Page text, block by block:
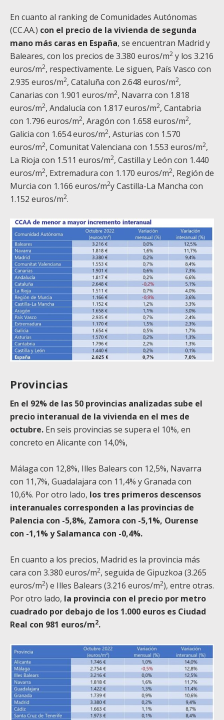
En cuanto al ranking de Comunidades Autónomas
(CC.AA.) con el precio de la vivienda de segunda
mano más caras en España, se encuentran Madrid y
Baleares, con los precios de 3.380 euros/m2 y los 3.216
euros/m2, respectivamente. Le siguen, País Vasco con
2.935 euros/m2, Cataluña con 2.648 euros/m2,
Canarias con 1.901 euros/m2, Navarra con 1.818
euros/m2, Andalucía con 1.817 euros/m2, Cantabria
con 1.796 euros/m2, Aragón con 1.658 euros/m2,
Galicia con 1.654 euros/m2, Asturias con 1.570
euros/m2, Comunitat Valenciana con 1.553 euros/m2,
La Rioja con 1.511 euros/m2, Castilla y León con 1.440
euros/m2, Extremadura con 1.170 euros/m2, Región de
Murcia con 1.166 euros/m2y Castilla-La Mancha con
1.152 euros/m2.
Provincias
En el 92% de las 50 provincias analizadas sube el
precio interanual de la vivienda en el mes de
octubre. En seis provincias se supera el 10%, en
concreto en Alicante con 14,0%,
Málaga con 12,8%, Illes Balears con 12,5%, Navarra
con 11,7%, Guadalajara con 11,4% y Granada con
10,6%. Por otro lado, los tres primeros descensos
interanuales corresponden a las provincias de
Palencia con -5,8%, Zamora con -5,1%, Ourense
con -1,1% y Salamanca con -0,4%.
En cuanto a los precios, Madrid es la provincia más
cara con 3.380 euros/m2, seguida de Gipuzkoa (3.265
euros/m2) e Illes Balears (3.216 euros/m2), entre otras.
Por otro lado, la provincia con el precio por metro
cuadrado por debajo de los 1.000 euros es Ciudad
Real con 981 euros/m2.